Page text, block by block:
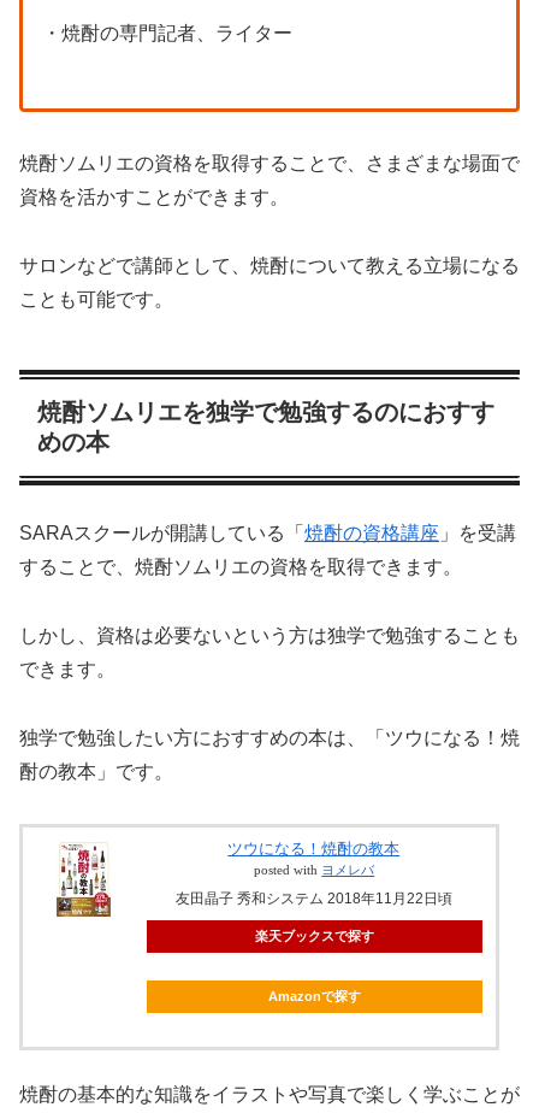
・焼酎の専門記者、ライター
焼酎ソムリエの資格を取得することで、さまざまな場面で
資格を活かすことができます。
サロンなどで講師として、焼酎について教える立場になる
ことも可能です。
焼酎ソムリエを独学で勉強するのにおすす
めの本
SARAスクールが開講している「 焼酎の資格講座 」を受講
することで、焼酎ソムリエの資格を取得できます。
しかし、資格は必要ないという方は独学で勉強することも
できます。
独学で勉強したい方におすすめの本は、「ツウになる！焼
酎の教本」です。
ツウになる！焼酎の教本
posted with ヨメレバ
友田晶子 秀和システム 2018年11月22日頃
楽天ブックスで探す
Amazonで探す
焼酎の基本的な知識をイラストや写真で楽しく学ぶことが